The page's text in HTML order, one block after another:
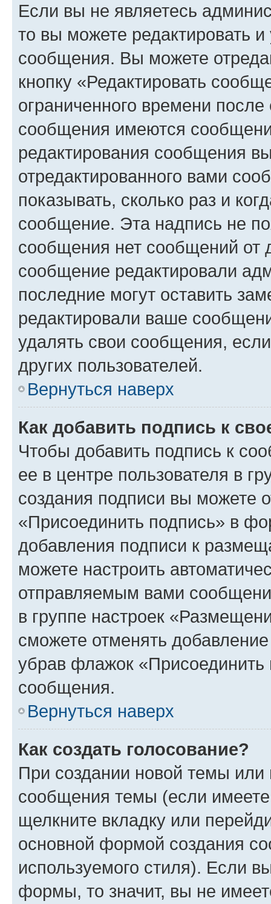
Если вы не являетесь
то вы можете редактировать
сообщения. Вы можете
кнопку «Редактировать
ограниченного времени
сообщения имеются
редактирования сообщения
отредактированного вами
показывать, сколько раз и
сообщение. Эта надпись не
сообщения нет сообщений от
сообщение редактировали
последние могут оставить
редактировали ваше
удалять свои сообщения,
других пользователей.
Вернуться наверх
Как добавить подпись к
Чтобы добавить подпись к
ее в центре пользователя в
создания подписи вы можете
«Присоединить подпись» в
добавления подписи к
можете настроить
отправляемым вами
в группе настроек
сможете отменять
убрав флажок
сообщения.
Вернуться наверх
Как создать голосование?
При создании новой темы или
сообщения темы (если
щелкните вкладку или
основной формой создания
используемого стиля). Если
формы, то значит, вы не